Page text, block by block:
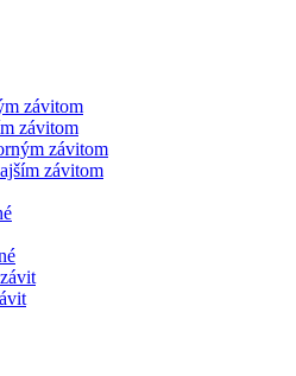
závitom
závitom
závitom
závitom